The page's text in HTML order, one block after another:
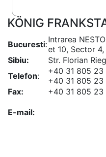
KÖNIG
Bucuresti:Intrarea
et 10, Sector
Sibiu:
Str. Florian
Telefon:
+40 31 805 23
+40 31 805 23
Fax:
+40 31 805 23
E-mail: